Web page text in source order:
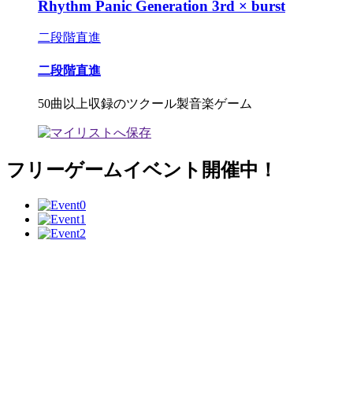
Rhythm Panic Generation 3rd × burst
二段階直進
二段階直進
50曲以上収録のツクール製音楽ゲーム
フリーゲームイベント開催中！